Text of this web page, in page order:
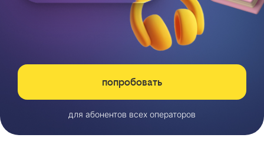
попробовать
для абонентов всех операторов